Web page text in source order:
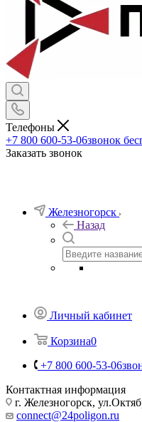
Телефоны
+7 800 600-53-06звонок
Заказать звонок
Железногорск
Назад
Личный кабинет
Корзина0
+7 800 600-53-06
Контактная информация
г. Железногорск,
connect@24poligon.ru